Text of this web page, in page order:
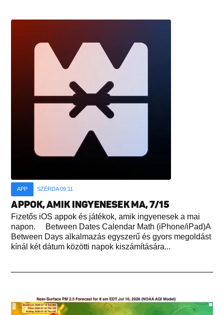
APP SZERDA 09:11
APPOK, AMIK INGYENESEK MA, 7/15
Fizetős iOS appok és játékok, amik ingyenesek a mai
napon. Between Dates Calendar Math (iPhone/iPad)A
Between Days alkalmazás egyszerű és gyors megoldást
kínál két dátum közötti napok kiszámítására...